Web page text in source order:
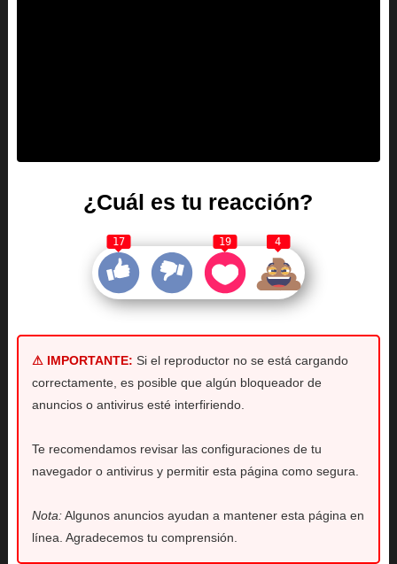
¿Cuál es tu reacción?
17 19 4
⚠ IMPORTANTE: Si el reproductor no se está cargando
correctamente, es posible que algún bloqueador de
anuncios o antivirus esté interfiriendo.
Te recomendamos revisar las configuraciones de tu
navegador o antivirus y permitir esta página como segura.
Nota:Algunos anuncios ayudan a mantener esta página en
línea. Agradecemos tu comprensión.